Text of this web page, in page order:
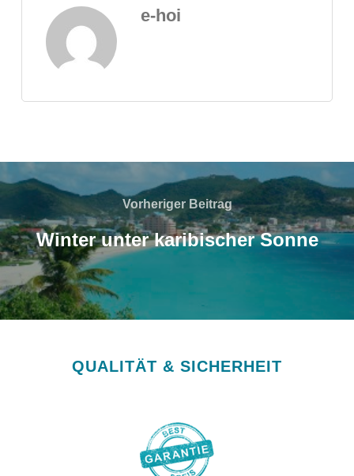
e-hoi
Vorheriger Beitrag
Winter unter karibischer Sonne
QUALITÄT & SICHERHEIT